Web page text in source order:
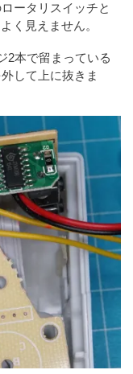
ータリスイッチと
く見えません。
2本で留まっている
して上に抜きま